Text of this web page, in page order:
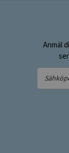
Anmäl